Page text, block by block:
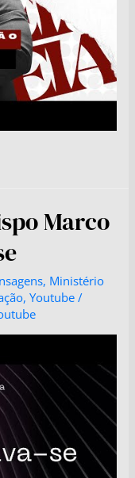
Marco
, Ministério
,Youtube /